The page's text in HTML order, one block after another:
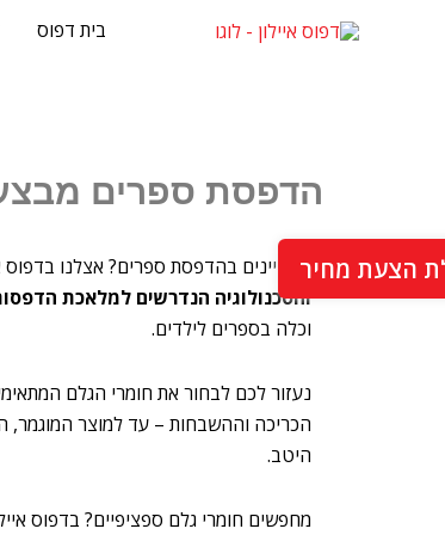
בית דפוס
הדפסת ספרים
מעוניינים בהדפסת ספרים? אצלנו בדפוס
והטכנולוגיה הנדרשים למלאכת
וכלה בספרים לילדים.
נעזור לכם לבחור את חומרי הגלם
הכריכה וההשבחות – עד למוצר המוגמר,
היטב.
מחפשים חומרי גלם ספציפיים? בדפוס
הצעת מחיר